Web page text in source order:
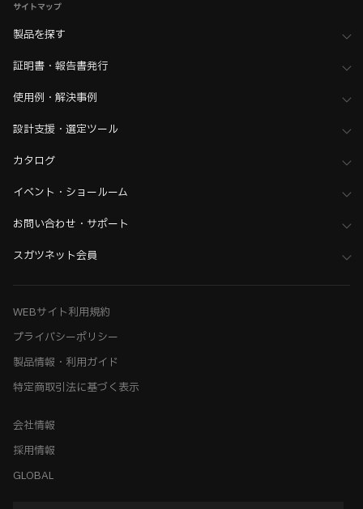
サイトマップ
製品を探す
証明書・報告書発行
使用例・解決事例
設計支援・選定ツール
カタログ
イベント・ショールーム
お問い合わせ・サポート
スガツネット会員
WEBサイト利用規約
プライバシーポリシー
製品情報・利用ガイド
特定商取引法に基づく表示
会社情報
採用情報
GLOBAL